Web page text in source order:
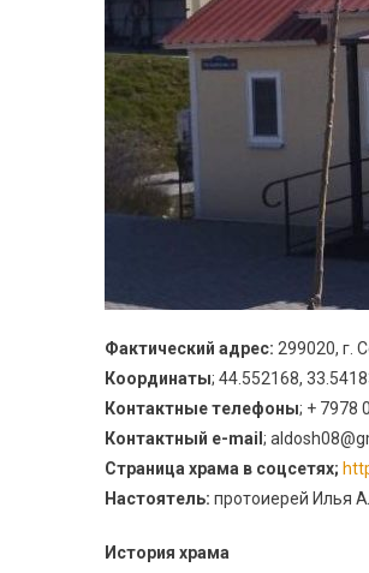
Фактический адрес: 299020, г.
Координаты; 44.552168,
Контактные телефоны; + 7978
Контактный e-mail ;
Страница храма в соцсетях;
Настоятель: протоиерей Илья
История храма